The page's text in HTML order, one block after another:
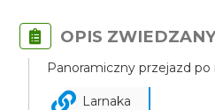
OPIS
Panoramiczny przejazd po
Larnaka